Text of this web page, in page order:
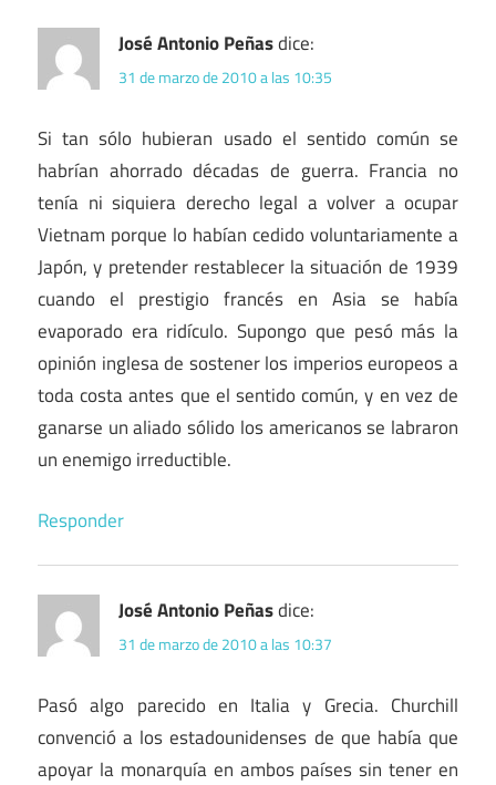
José Antonio Peñasdice:
31 de marzo de 2010 a las 10:35
Si tan sólo hubieran usado el sentido común se
habrían ahorrado décadas de guerra. Francia no
tenía ni siquiera derecho legal a volver a ocupar
Vietnam porque lo habían cedido voluntariamente a
Japón, y pretender restablecer la situación de 1939
cuando el prestigio francés en Asia se había
evaporado era ridículo. Supongo que pesó más la
opinión inglesa de sostener los imperios europeos a
toda costa antes que el sentido común, y en vez de
ganarse un aliado sólido los americanos se labraron
un enemigo irreductible.
Responder
José Antonio Peñasdice:
31 de marzo de 2010 a las 10:37
Pasó algo parecido en Italia y Grecia. Churchill
convenció a los estadounidenses de que había que
apoyar la monarquía en ambos países sin tener en